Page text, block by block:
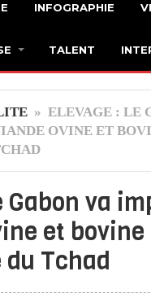
INFOGRAPHIE
TALENT
» ELEVAGE : LE
OVINE ET
Gabon va
et bovine
Tchad